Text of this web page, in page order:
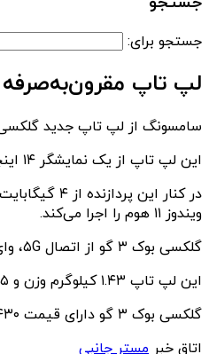
جستجو برای:
لپ تاپ مقرون‌به‌صرفه
سامسونگ از لپ تاپ جدید گلکسی بوک ۳ گو با سیستم‌عامل ویندوز ۱۱ رونمایی کرد. این لپ تاپ جایگزین
این لپ تاپ از یک نمایشگر ۱۴ اینچی IPS LCD فول‌ اچ‌دی بهره می‌برد و کارهای پردازشی آن را تراشه ۶ نانومتری اسنپدراگون ۷c پلاس نسل ۳ برعهده دارد.
ویندوز ۱۱ هوم را اجرا می‌کند.
گلکسی بوک ۳ گو از اتصال ۵G، وای‌فای ۶E و بلوتوث ۵.۱ پشتیبانی می‌کند و مجهز به یک پورت USB-A، دو درگاه USB-C و جک ۳.۵ میلی‌متری است.
این لپ تاپ ۱.۴۳ کیلوگرم وزن و ۱۵.۵ میلی‌متر ضخامت دارد و از شارژ سریع ۴۵ وات پشتیبانی می‌کند.
گلکسی بوک ۳ گو دارای قیمت ۴۳۰ دلار است و در روزهای آینده عرضه خواهد شد.
اتاق خبر مستر جانبی